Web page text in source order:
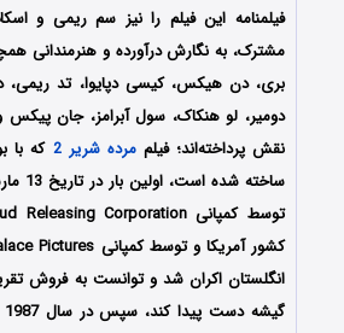
فیلمنامه این فیلم را نیز سم ریمی و
مشترک، به نگارش درآورده و هنرمندانی
بری، دن هیکس، کیسی دپایوا، تد ریمی،
دومیر، لو هنکاک، سول آبرامز، جان پیکس
نقش پرداخته‌اند؛ فیلممرده شریر 2